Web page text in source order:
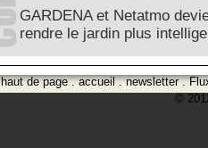
GARDENA et Netatmo
rendre le jardin plus
haut de page.accueil.newsletter.
©